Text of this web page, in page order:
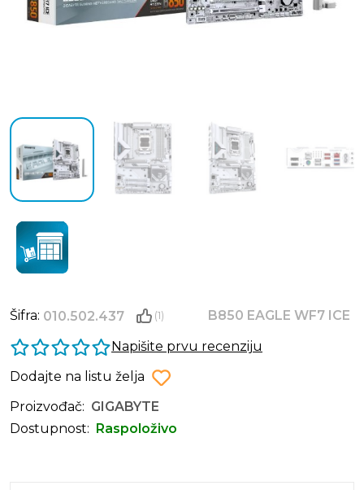
Šifra: 010.502.437 (1)
B850 EAGLE WF7 ICE
Napišite prvu recenziju
Dodajte na listu želja
Proizvođač: GIGABYTE
Dostupnost:
Raspoloživo